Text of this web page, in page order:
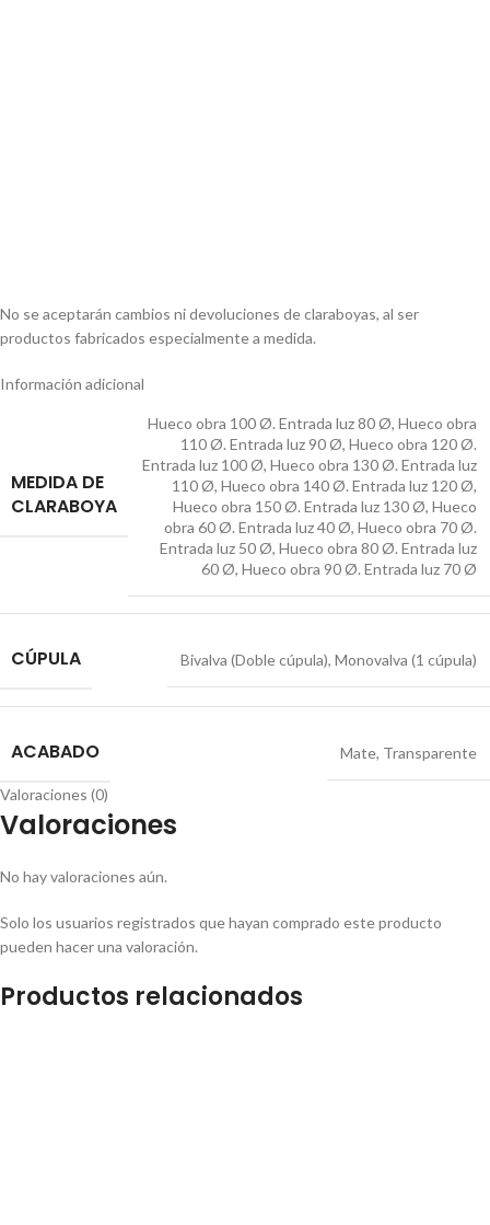
No se aceptarán cambios ni devoluciones de claraboyas, al ser
productos fabricados especialmente a medida.
Información adicional
MEDIDA DE
CLARABOYA
Hueco obra 100 Ø. Entrada luz 80 Ø, Hueco obra
110 Ø. Entrada luz 90 Ø, Hueco obra 120 Ø.
Entrada luz 100 Ø, Hueco obra 130 Ø. Entrada luz
110 Ø, Hueco obra 140 Ø. Entrada luz 120 Ø,
Hueco obra 150 Ø. Entrada luz 130 Ø, Hueco
obra 60 Ø. Entrada luz 40 Ø, Hueco obra 70 Ø.
Entrada luz 50 Ø, Hueco obra 80 Ø. Entrada luz
60 Ø, Hueco obra 90 Ø. Entrada luz 70 Ø
CÚPULA Bivalva (Doble cúpula), Monovalva (1 cúpula)
ACABADO Mate, Transparente
Valoraciones (0)
Valoraciones
No hay valoraciones aún.
Solo los usuarios registrados que hayan comprado este producto
pueden hacer una valoración.
Productos relacionados